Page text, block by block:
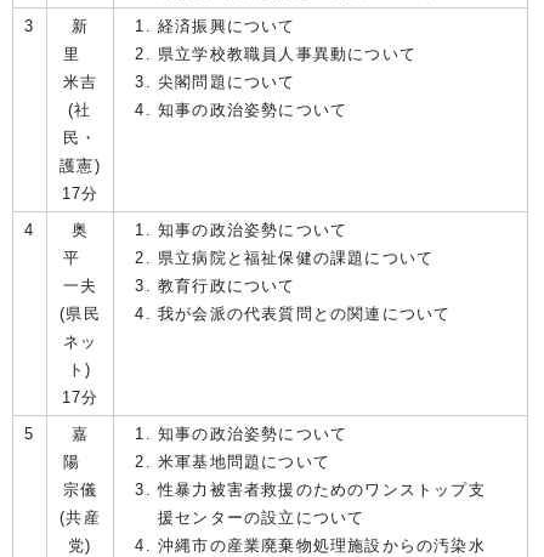
3
新
里
米吉
(社
民・
護憲)
17分
経済振興について
県立学校教職員人事異動について
尖閣問題について
知事の政治姿勢について
4
奥
平
一夫
(県民
ネッ
ト)
17分
知事の政治姿勢について
県立病院と福祉保健の課題について
教育行政について
我が会派の代表質問との関連について
5
嘉
陽
宗儀
(共産
党)
知事の政治姿勢について
米軍基地問題について
性暴力被害者救援のためのワンストップ支
援センターの設立について
沖縄市の産業廃棄物処理施設からの汚染水